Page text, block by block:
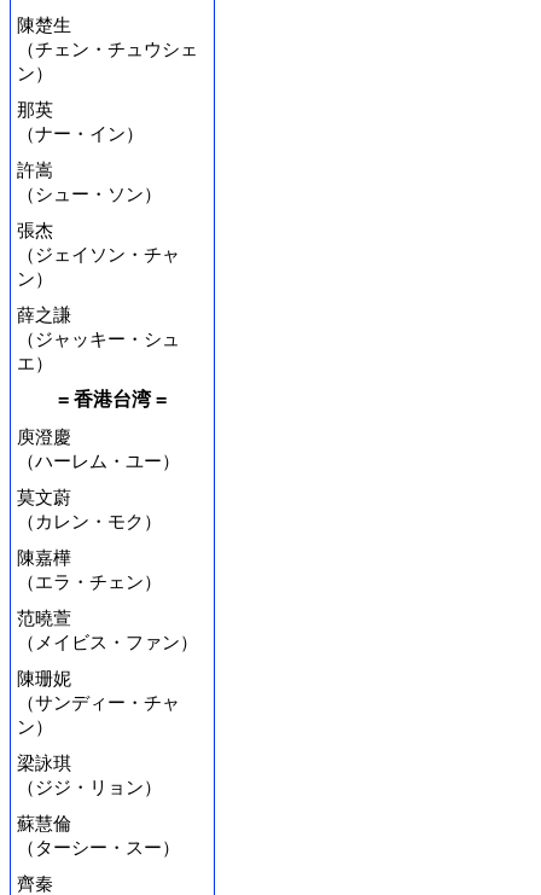
陳楚生
（チェン・チュウシェ
ン）
那英
（ナー・イン）
許嵩
（シュー・ソン）
張杰
（ジェイソン・チャ
ン）
薛之謙
（ジャッキー・シュ
エ）
= 香港台湾 =
庾澄慶
（ハーレム・ユー）
莫文蔚
（カレン・モク）
陳嘉樺
（エラ・チェン）
范曉萱
（メイビス・ファン）
陳珊妮
（サンディー・チャ
ン）
梁詠琪
（ジジ・リョン）
蘇慧倫
（ターシー・スー）
齊秦